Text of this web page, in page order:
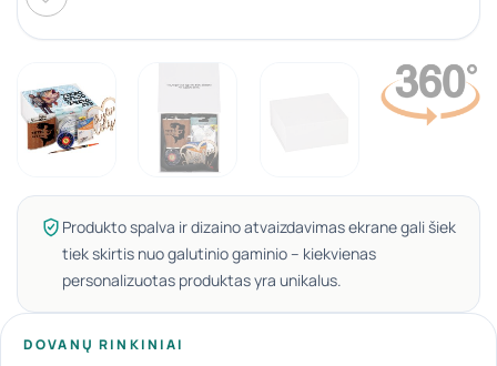
Produkto spalva ir dizaino atvaizdavimas ekrane gali šiek
tiek skirtis nuo galutinio gaminio – kiekvienas
personalizuotas produktas yra unikalus.
DOVANŲ RINKINIAI